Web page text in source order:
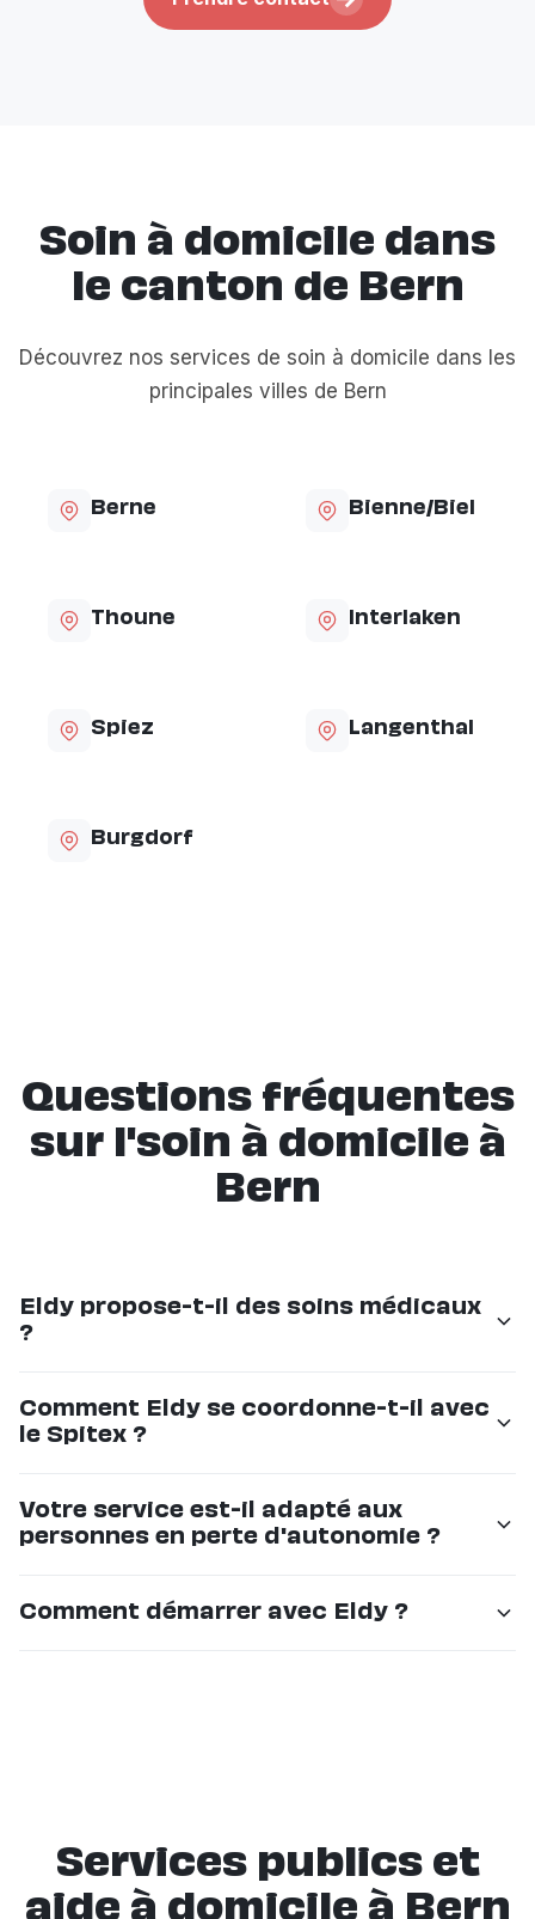
Soin à domicile dans
le canton de Bern
Découvrez nos services de soin à domicile dans les
principales villes de Bern
Berne Bienne/Biel
Thoune Interlaken
Spiez Langenthal
Burgdorf
Questions fréquentes
sur l'soin à domicile à
Bern
Eldy propose-t-il des soins médicaux
?
: aide au quotidien, compagnie, repas, sorties. Pour les
soins médicaux (infirmiers, pansements, injections),
votre médecin traitant.
Comment Eldy se coordonne-t-il avec
le Spitex ?
assurer une prise en charge cohérente. Notre
intervenant peut être présent lors des visites
à la famille.
Votre service est-il adapté aux
personnes en perte d'autonomie ?
les personnes à différents niveaux de dépendance :
Comment démarrer avec Eldy ?
Services publics et
aide à domicile à Bern